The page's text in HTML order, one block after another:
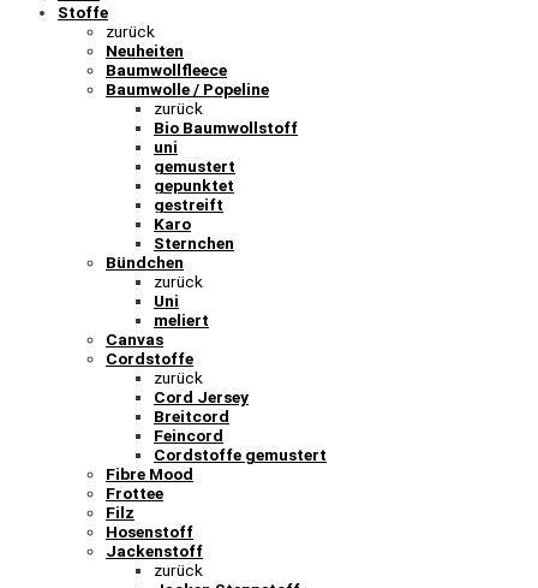
Stoffe
zurück
Neuheiten
Baumwollfleece
Baumwolle / Popeline
zurück
Bio Baumwollstoff
uni
gemustert
gepunktet
gestreift
Karo
Sternchen
Bündchen
zurück
Uni
meliert
Canvas
Cordstoffe
zurück
Cord Jersey
Breitcord
Feincord
Cordstoffe gemustert
Fibre Mood
Frottee
Filz
Hosenstoff
Jackenstoff
zurück